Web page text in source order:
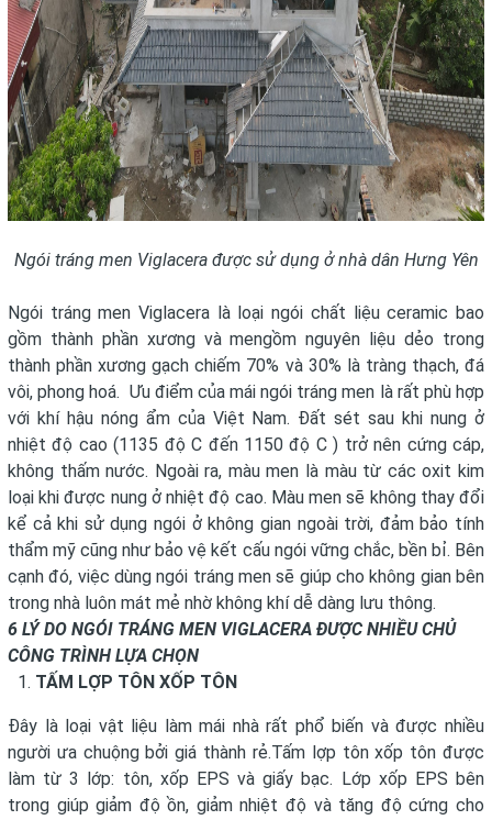
Ngói tráng men Viglacera được sử dụng ở nhà dân Hưng Yên
Ngói tráng men Viglacera là loại ngói chất liệu ceramic bao
gồm thành phần xương và mengồm nguyên liệu dẻo trong
thành phần xương gạch chiếm 70% và 30% là tràng thạch, đá
vôi, phong hoá. Ưu điểm của mái ngói tráng men là rất phù hợp
với khí hậu nóng ẩm của Việt Nam. Đất sét sau khi nung ở
nhiệt độ cao (1135 độ C đến 1150 độ C ) trở nên cứng cáp,
không thấm nước. Ngoài ra, màu men là màu từ các oxit kim
loại khi được nung ở nhiệt độ cao. Màu men sẽ không thay đổi
kể cả khi sử dụng ngói ở không gian ngoài trời, đảm bảo tính
thẩm mỹ cũng như bảo vệ kết cấu ngói vững chắc, bền bỉ. Bên
cạnh đó, việc dùng ngói tráng men sẽ giúp cho không gian bên
trong nhà luôn mát mẻ nhờ không khí dễ dàng lưu thông.
6 LÝ DO NGÓI TRÁNG MEN VIGLACERA ĐƯỢC NHIỀU CHỦ
CÔNG TRÌNH LỰA CHỌN
TẤM LỢP TÔN XỐP TÔN
Đây là loại vật liệu làm mái nhà rất phổ biến và được nhiều
người ưa chuộng bởi giá thành rẻ.Tấm lợp tôn xốp tôn được
làm từ 3 lớp: tôn, xốp EPS và giấy bạc. Lớp xốp EPS bên
trong giúp giảm độ ồn, giảm nhiệt độ và tăng độ cứng cho